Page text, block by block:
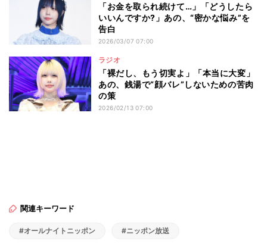
「お金を取られ続けて…」「どうしたら
いいんですか?」あの、“密かな悩み”を
告白
2026/03/07 07:00
ラジオ
「裸だし、もう切実よ」「本当に大変」
あの、銭湯で“顔バレ”しないための苦肉
の策
2026/02/13 07:00
関連キーワード
#オールナイトニッポン #ニッポン放送